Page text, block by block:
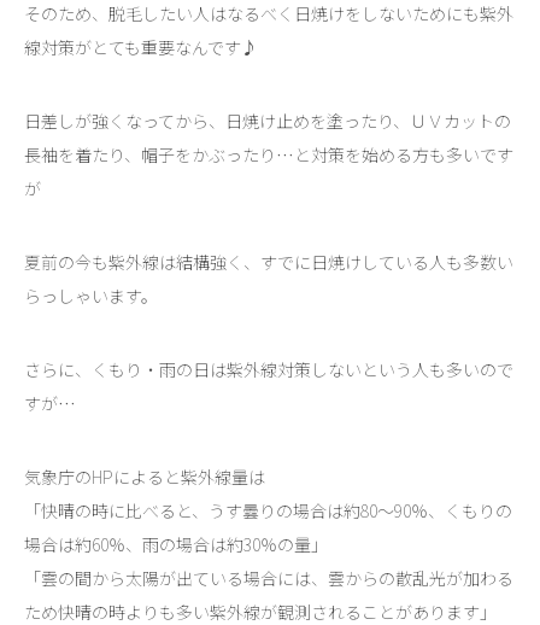
そのため、脱毛したい人はなるべく日焼けをしないためにも紫外
線対策がとても重要なんです♪
日差しが強くなってから、日焼け止めを塗ったり、ＵＶカットの
長袖を着たり、帽子をかぶったり…と対策を始める方も多いです
が
夏前の今も紫外線は結構強く、すでに日焼けしている人も多数い
らっしゃいます。
さらに、くもり・雨の日は紫外線対策しないという人も多いので
すが…
気象庁のHPによると紫外線量は
「快晴の時に比べると、うす曇りの場合は約80～90％、くもりの
場合は約60％、雨の場合は約30％の量」
「雲の間から太陽が出ている場合には、雲からの散乱光が加わる
ため快晴の時よりも多い紫外線が観測されることがあります」